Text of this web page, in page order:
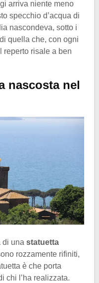
arriva niente meno
specchio d’acqua di
nascondeva, sotto i
quella che, con ogni
reperto risale a ben
nascosta nel
di una statuetta
rozzamente rifiniti,
è che porta
chi l’ha realizzata.